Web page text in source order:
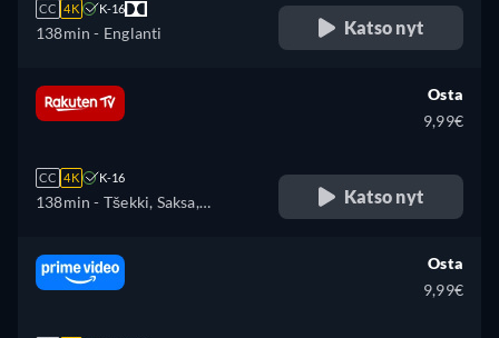
CC 4K K-16
138min - Englanti Katso nyt
CC 4K K-16
138min - Tšekki, Saksa,
Unkari, Italia, Puola, Ukraina
Osta
9,99€
Katso nyt
Osta
9,99€